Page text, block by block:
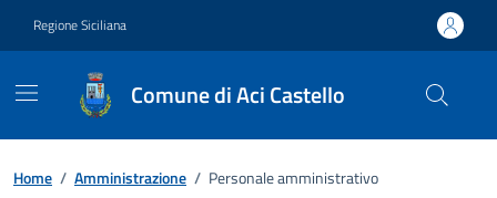
Regione Siciliana
Comune di Aci Castello
Home / Amministrazione / Personale amministrativo